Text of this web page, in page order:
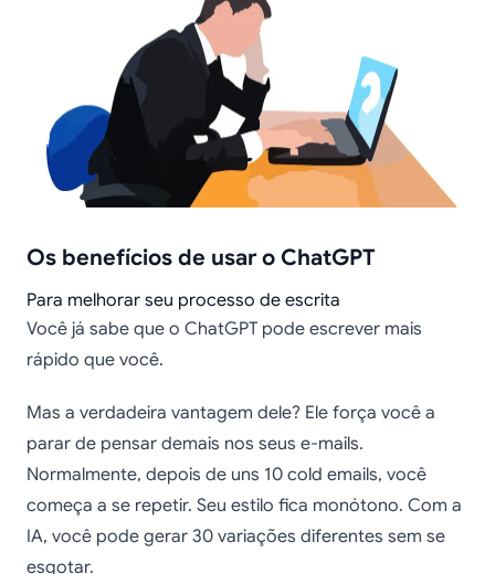
Os benefícios de usar o ChatGPT
Para melhorar seu processo de escrita
Você já sabe que o ChatGPT pode escrever mais
rápido que você.
Mas a verdadeira vantagem dele? Ele força você a
parar de pensar demais nos seus e-mails.
Normalmente, depois de uns 10 cold emails, você
começa a se repetir. Seu estilo fica monótono. Com a
IA, você pode gerar 30 variações diferentes sem se
esgotar.